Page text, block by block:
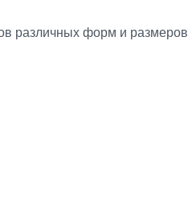
различных форм и размеров